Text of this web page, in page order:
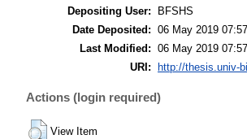
Depositing User:
BFSHS
Date Deposited: 06 May 2019 07:57
Last Modified: 06 May 2019 07:57
URI:
http://thesis.univ-
Actions (login required)
View Item